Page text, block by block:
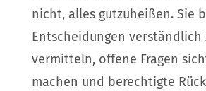
nicht, alles gutzuheißen. Sie
Entscheidungen verständlich
vermitteln, offene Fragen
machen und berechtigte